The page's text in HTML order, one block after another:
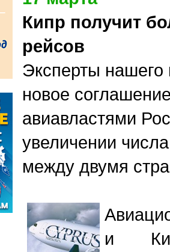
Кипр получит
рейсов
Эксперты
новое
авиавластями
увеличении
между двумя
и